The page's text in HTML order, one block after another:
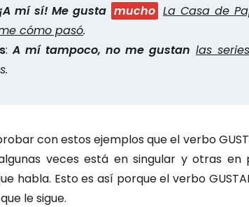
¡A mí sí! Me gusta mucho La Casa de
cómo pasó.
:A mí tampoco, no me gustan las
con estos ejemplos que el verbo
veces está en singular y otras en
habla. Esto es así porque el verbo
le sigue.